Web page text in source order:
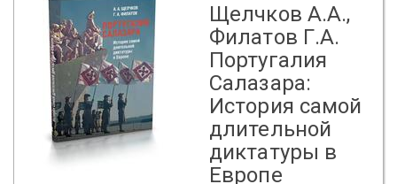
Щелчков А.А.,
Филатов Г.А.
Португалия
Салазара:
История самой
длительной
диктатуры в
Европе